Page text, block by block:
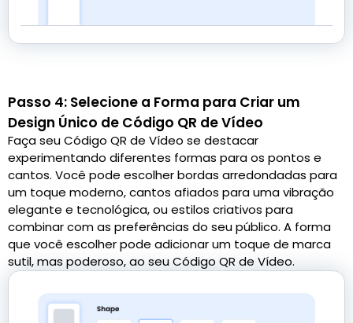
Passo 4: Selecione a Forma para Criar um
Design Único de Código QR de Vídeo
Faça seu Código QR de Vídeo se destacar
experimentando diferentes formas para os pontos e
cantos. Você pode escolher bordas arredondadas para
um toque moderno, cantos afiados para uma vibração
elegante e tecnológica, ou estilos criativos para
combinar com as preferências do seu público. A forma
que você escolher pode adicionar um toque de marca
sutil, mas poderoso, ao seu Código QR de Vídeo.